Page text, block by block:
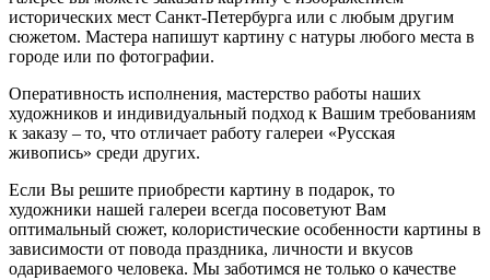
исторических мест Санкт-Петербурга или с любым другим
сюжетом. Мастера напишут картину с натуры любого места в
городе или по фотографии.
Оперативность исполнения, мастерство работы наших
художников и индивидуальный подход к Вашим требованиям
к заказу – то, что отличает работу галереи «Русская
живопись» среди других.
Если Вы решите приобрести картину в подарок, то
художники нашей галереи всегда посоветуют Вам
оптимальный сюжет, колористические особенности картины в
зависимости от повода праздника, личности и вкусов
одариваемого человека. Мы заботимся не только о качестве